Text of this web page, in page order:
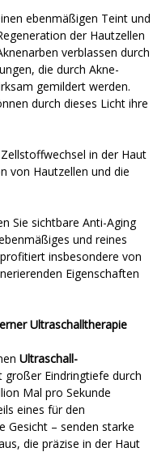
ebenmäßigen Teint und
der Hautzellen
verblassen durch
die durch Akne-
gemildert werden.
durch dieses Licht ihre
in der Haut
von Hautzellen und die
Sie sichtbare Anti-Aging
und reines
insbesondere von
Eigenschaften
Ultraschalltherapie
Ultraschall-
Eindringtiefe durch
Mal pro Sekunde
eines für den
Gesicht – senden starke
die präzise in der Haut